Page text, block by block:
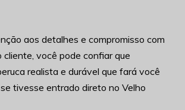
aos detalhes e compromisso com
você pode confiar que
realista e durável que fará você
tivesse entrado direto no Velho